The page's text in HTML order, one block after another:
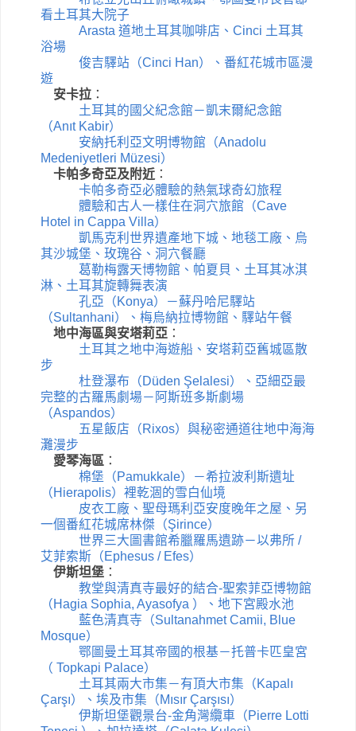
看土耳其大院子
Arasta 道地土耳其咖啡店、Cinci 土耳其
浴場
俊吉驛站（Cinci Han）、番紅花城市區漫
遊
安卡拉 ：
土耳其的國父紀念館－凱末爾紀念館
（Anıt Kabir）
安納托利亞文明博物館（Anadolu
Medeniyetleri Müzesi）
卡帕多奇亞及附近 ：
卡帕多奇亞必體驗的熱氣球奇幻旅程
體驗和古人一樣住在洞穴旅館（Cave
Hotel in Cappa Villa）
凱馬克利世界遺產地下城、地毯工廠、烏
其沙城堡、玫瑰谷、洞穴餐廳
葛勒梅露天博物館、帕夏貝、土耳其冰淇
淋、土耳其旋轉舞表演
孔亞（Konya）－蘇丹哈尼驛站
（Sultanhani）、梅烏納拉博物館、驛站午餐
地中海區與安塔莉亞 ：
土耳其之地中海遊船、安塔莉亞舊城區散
步
杜登瀑布（Düden Şelalesi）、亞細亞最
完整的古羅馬劇場－阿斯班多斯劇場
（Aspandos）
五星飯店（Rixos）與秘密通道往地中海海
灘漫步
愛琴海區 ：
棉堡（Pamukkale）－希拉波利斯遺址
（Hierapolis）裡乾涸的雪白仙境
皮衣工廠、聖母瑪利亞安度晚年之屋、另
一個番紅花城席林傑（Şirince）
世界三大圖書館希臘羅馬遺跡－以弗所 /
艾菲索斯（Ephesus / Efes）
伊斯坦堡 ：
教堂與清真寺最好的結合-聖索菲亞博物館
（Hagia Sophia, Ayasofya ）、地下宮殿水池
藍色清真寺（Sultanahmet Camii, Blue
Mosque）
鄂圖曼土耳其帝國的根基－托普卡匹皇宮
（ Topkapi Palace）
土耳其兩大市集－有頂大市集（Kapalı
Çarşı）、埃及市集（Mısır Çarşısı）
伊斯坦堡觀景台-金角灣纜車（Pierre Lotti